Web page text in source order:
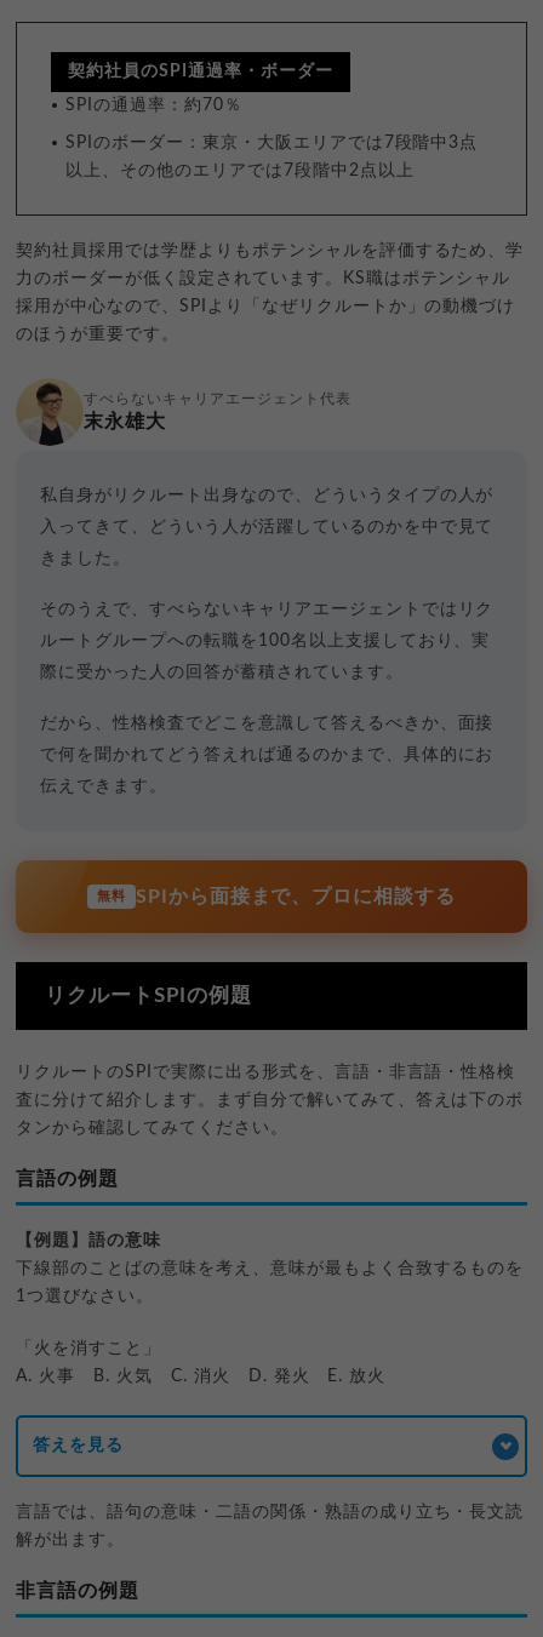
契約社員のSPI通過率・ボーダー
SPIの通過率：約70％
SPIのボーダー：東京・大阪エリアでは7段階中3点
以上、その他のエリアでは7段階中2点以上
契約社員採用では学歴よりもポテンシャルを評価するため、学
力のボーダーが低く設定されています。KS職はポテンシャル
採用が中心なので、SPIより「なぜリクルートか」の動機づけ
のほうが重要です。
すべらないキャリアエージェント代表
末永雄大
私自身がリクルート出身なので、どういうタイプの人が
入ってきて、どういう人が活躍しているのかを中で見て
きました。
そのうえで、すべらないキャリアエージェントではリク
ルートグループへの転職を100名以上支援しており、実
際に受かった人の回答が蓄積されています。
だから、性格検査でどこを意識して答えるべきか、面接
で何を聞かれてどう答えれば通るのかまで、具体的にお
伝えできます。
無料 SPIから面接まで、プロに相談する
リクルートSPIの例題
リクルートのSPIで実際に出る形式を、言語・非言語・性格検
査に分けて紹介します。まず自分で解いてみて、答えは下のボ
タンから確認してみてください。
言語の例題
【例題】語の意味
下線部のことばの意味を考え、意味が最もよく合致するものを
1つ選びなさい。
「火を消すこと」
A. 火事 B. 火気 C. 消火 D. 発火 E. 放火
答えを見る
言語では、語句の意味・二語の関係・熟語の成り立ち・長文読
解が出ます。
非言語の例題